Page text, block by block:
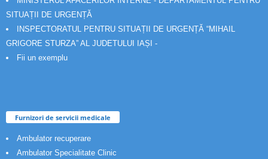
SITUAȚII DE URGENȚĂ
INSPECTORATUL PENTRU SITUAȚII DE URGENȚĂ “MIHAIL
GRIGORE STURZA” AL JUDETULUI IAȘI -
Fii un exemplu
Furnizori de servicii medicale
Ambulator recuperare
Ambulator Specialitate Clinic